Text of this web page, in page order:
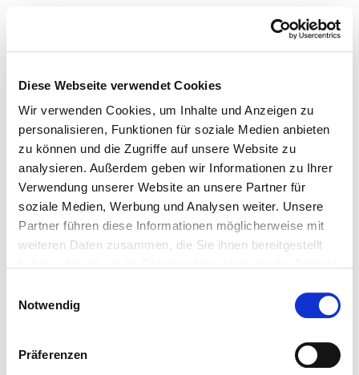
Diese Webseite verwendet Cookies
Wir verwenden Cookies, um Inhalte und Anzeigen zu
personalisieren, Funktionen für soziale Medien anbieten
zu können und die Zugriffe auf unsere Website zu
analysieren. Außerdem geben wir Informationen zu Ihrer
Verwendung unserer Website an unsere Partner für
soziale Medien, Werbung und Analysen weiter. Unsere
Partner führen diese Informationen möglicherweise mit
weiteren Daten zusammen, die Sie ihnen bereitgestellt
Notwendig
Präferenzen